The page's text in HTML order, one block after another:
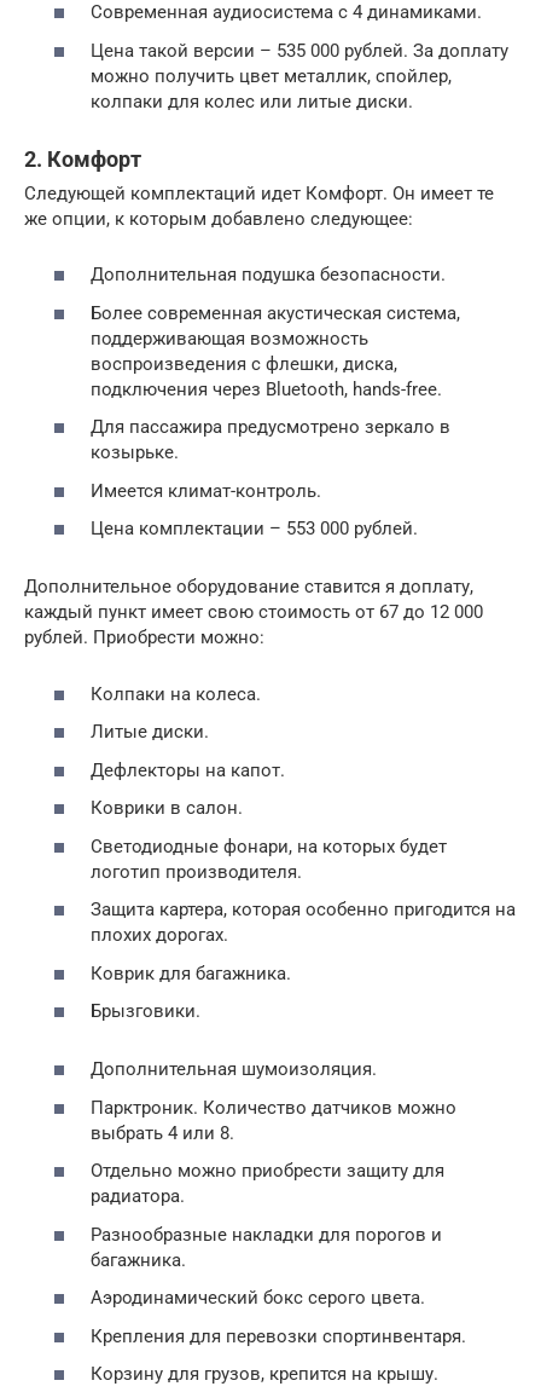
Современная аудиосистема с 4 динамиками.
Цена такой версии – 535 000 рублей. За доплату
можно получить цвет металлик, спойлер,
колпаки для колес или литые диски.
2. Комфорт
Следующей комплектаций идет Комфорт. Он имеет те
же опции, к которым добавлено следующее:
Дополнительная подушка безопасности.
Более современная акустическая система,
поддерживающая возможность
воспроизведения с флешки, диска,
подключения через Bluetooth, hands-free.
Для пассажира предусмотрено зеркало в
козырьке.
Имеется климат-контроль.
Цена комплектации – 553 000 рублей.
Дополнительное оборудование ставится я доплату,
каждый пункт имеет свою стоимость от 67 до 12 000
рублей. Приобрести можно:
Колпаки на колеса.
Литые диски.
Дефлекторы на капот.
Коврики в салон.
Светодиодные фонари, на которых будет
логотип производителя.
Защита картера, которая особенно пригодится на
плохих дорогах.
Коврик для багажника.
Брызговики.
Дополнительная шумоизоляция.
Парктроник. Количество датчиков можно
выбрать 4 или 8.
Отдельно можно приобрести защиту для
радиатора.
Разнообразные накладки для порогов и
багажника.
Аэродинамический бокс серого цвета.
Крепления для перевозки спортинвентаря.
Корзину для грузов, крепится на крышу.